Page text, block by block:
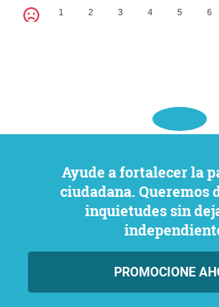
1 2 3 4 5 6
Ayude a fortalecer la participación
ciudadana. Queremos
inquietudes sin
PROMOCIONE